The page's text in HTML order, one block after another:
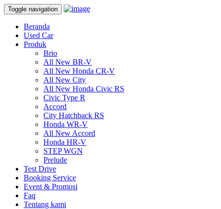
Toggle navigation
Beranda
Used Car
Produk
Brio
All New BR-V
All New Honda CR-V
All New City
All New Honda Civic RS
Civic Type R
Accord
City Hatchback RS
Honda WR-V
All New Accord
Honda HR-V
STEP WGN
Prelude
Test Drive
Booking Service
Event & Promosi
Faq
Tentang kami